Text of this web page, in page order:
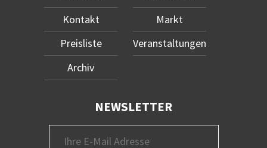
Kontakt
Preisliste
Archiv
Markt
Veranstaltungen
NEWSLETTER